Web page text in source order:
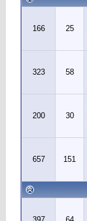
25
166
58
323
30
200
151
657